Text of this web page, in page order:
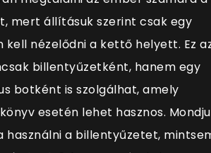
mert állításuk szerint csak egy
nézelődni a kettő helyett. Ez
billentyűzetként, hanem egy
botként is szolgálhat, amely
esetén lehet hasznos.
használni a billentyűzetet,